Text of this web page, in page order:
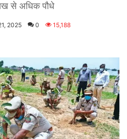
से अधिक पौधे
2025 0 15,188